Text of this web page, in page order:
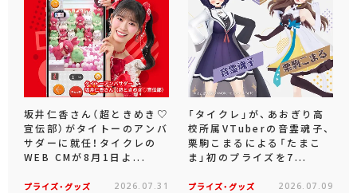
坂井仁香さん（超ときめき♡
宣伝部）がタイトーのアンバ
サダーに就任！タイクレの
WEB CMが8月1日よ...
プライズ・グッズ 2026.07.31
「タイクレ」が、あおぎり高
校所属VTuberの音霊魂子、
栗駒こまるによる「たまこ
ま」初のプライズを7...
プライズ・グッズ 2026.07.09